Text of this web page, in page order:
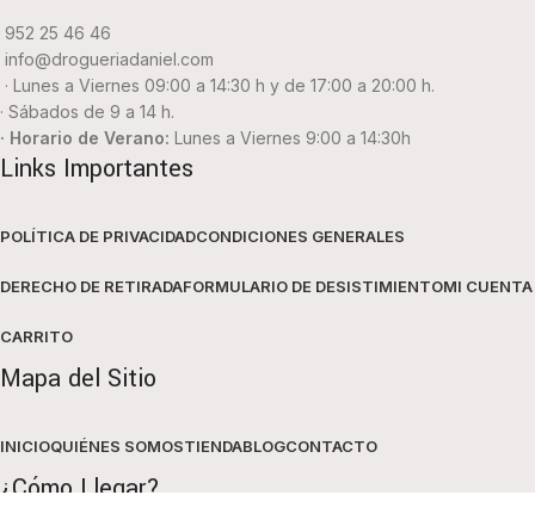
952 25 46 46
info@drogueriadaniel.com
· Lunes a Viernes 09:00 a 14:30 h y de 17:00 a 20:00 h.
· Sábados de 9 a 14 h.
· Horario de Verano: Lunes a Viernes 9:00 a 14:30h
Links Importantes
POLÍTICA DE PRIVACIDADCONDICIONES GENERALES
DERECHO DE RETIRADAFORMULARIO DE DESISTIMIENTOMI CUENTA
CARRITO
Mapa del Sitio
INICIOQUIÉNES SOMOSTIENDABLOGCONTACTO
¿Cómo Llegar?